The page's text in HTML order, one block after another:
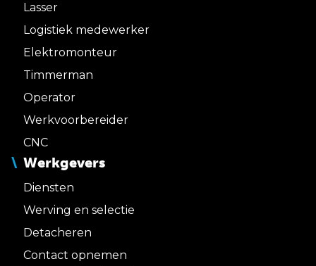
Lasser
Logistiek medewerker
Elektromonteur
Timmerman
Operator
Werkvoorbereider
CNC
Werkgevers
Diensten
Werving en selectie
Detacheren
Contact opnemen